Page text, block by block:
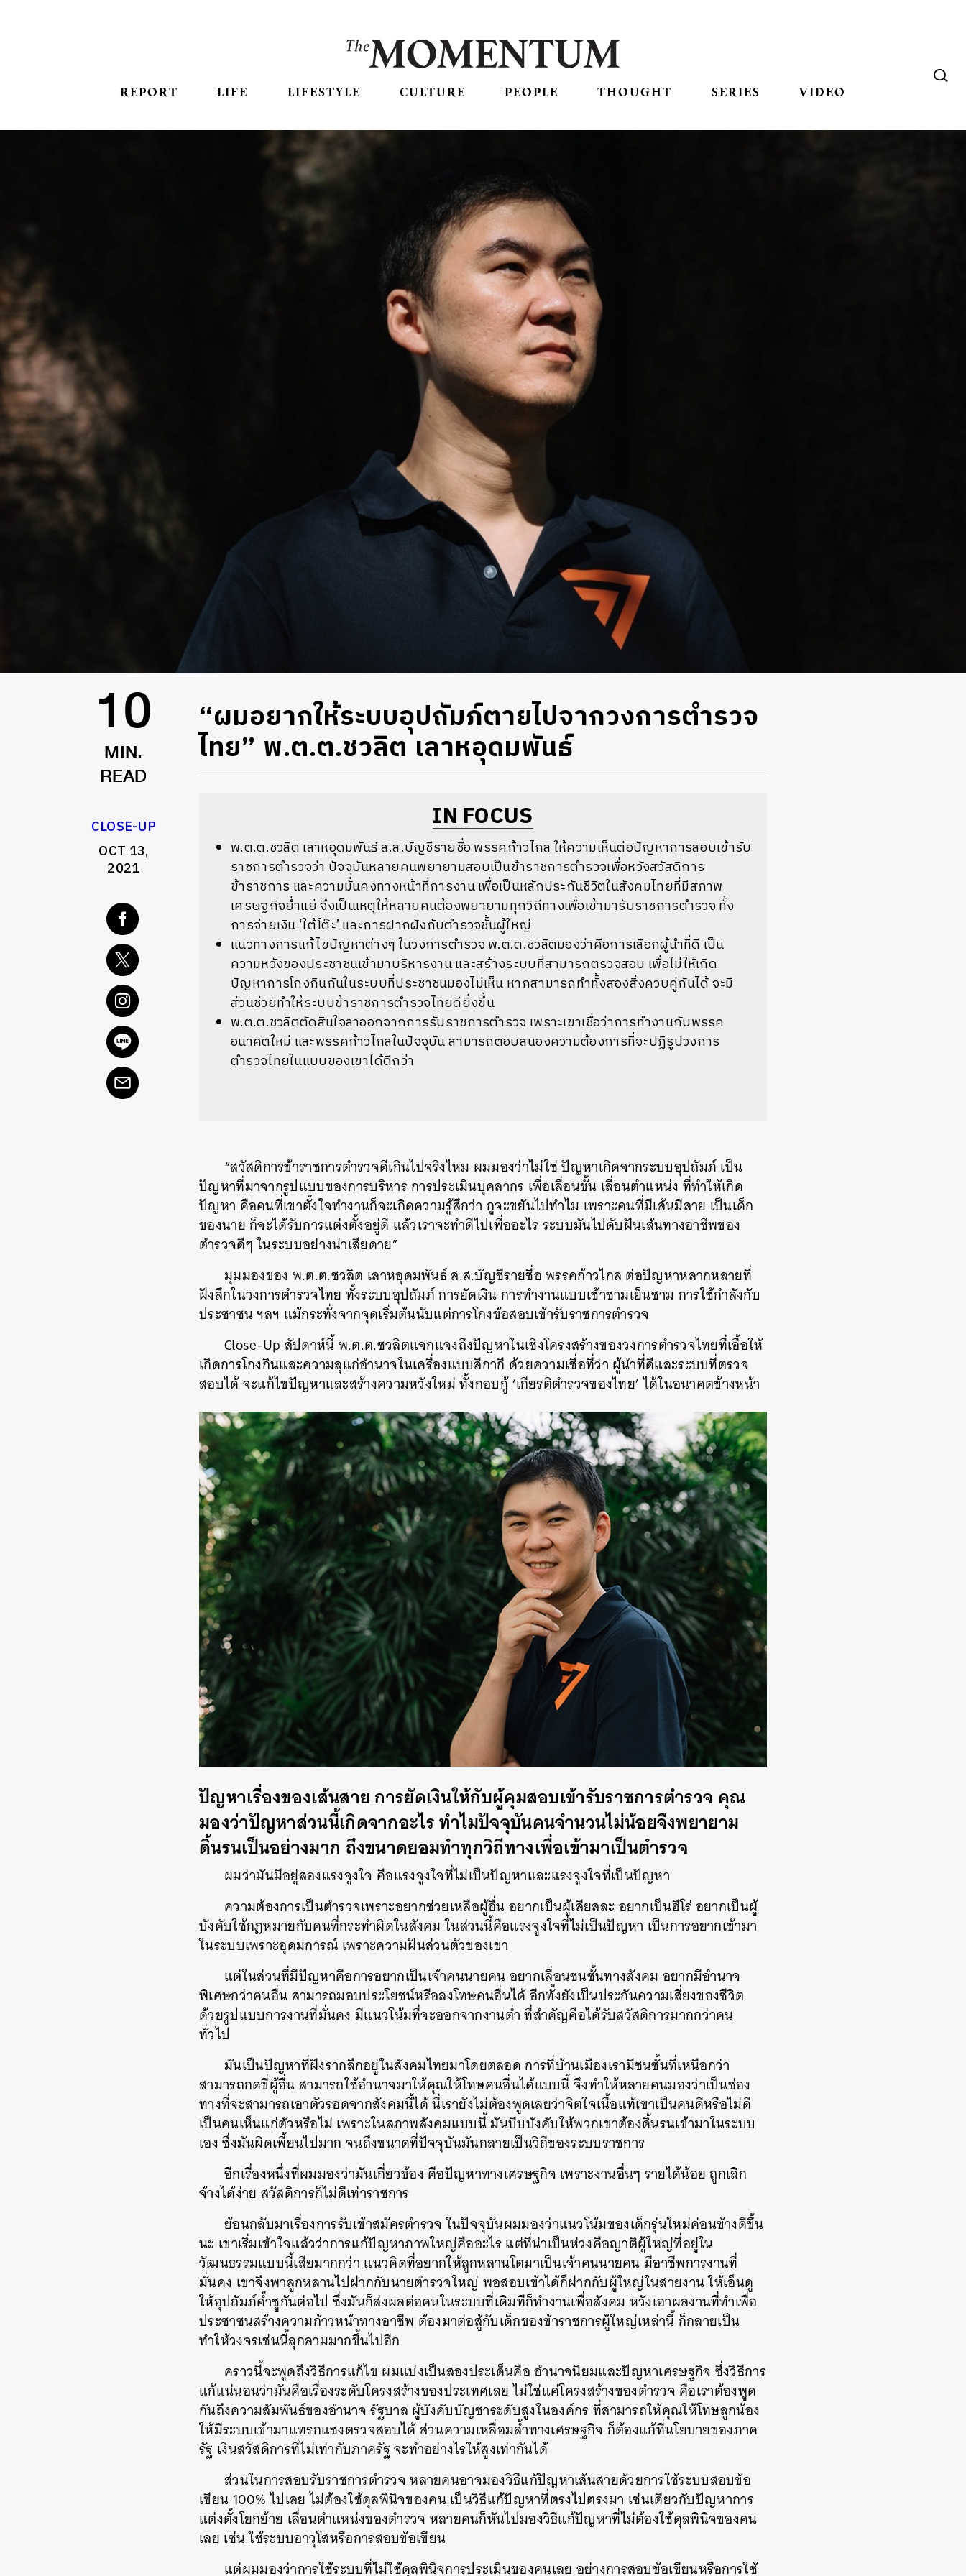
REPORT LIFE LIFESTYLE CULTURE PEOPLE THOUGHT SERIES VIDEO
10
MIN.
READ
CLOSE-UP
OCT 13,
2021
“ผมอยากให้ระบบอุปถัมภ์ตายไปจากวงการตำรวจ
ไทย” พ.ต.ต.ชวลิต เลาหอุดมพันธ์
IN FOCUS
พ.ต.ต.ชวลิต เลาหอุดมพันธ์ ส.ส.บัญชีรายชื่อ พรรคก้าวไกล ให้ความเห็นต่อปัญหาการสอบเข้ารับ
ราชการตำรวจว่า ปัจจุบันหลายคนพยายามสอบเป็นข้าราชการตำรวจเพื่อหวังสวัสดิการ
ข้าราชการ และความมั่นคงทางหน้าที่การงาน เพื่อเป็นหลักประกันชีวิตในสังคมไทยที่มีสภาพ
เศรษฐกิจย่ำแย่ จึงเป็นเหตุให้หลายคนต้องพยายามทุกวิถีทางเพื่อเข้ามารับราชการตำรวจ ทั้ง
การจ่ายเงิน ‘ใต้โต๊ะ’ และการฝากฝังกับตำรวจชั้นผู้ใหญ่
แนวทางการแก้ไขปัญหาต่างๆ ในวงการตำรวจ พ.ต.ต.ชวลิตมองว่าคือการเลือกผู้นำที่ดี เป็น
ความหวังของประชาชนเข้ามาบริหารงาน และสร้างระบบที่สามารถตรวจสอบ เพื่อไม่ให้เกิด
ปัญหาการโกงกินกันในระบบที่ประชาชนมองไม่เห็น หากสามารถทำทั้งสองสิ่งควบคู่กันได้ จะมี
ส่วนช่วยทำให้ระบบข้าราชการตำรวจไทยดียิ่งขึ้น
พ.ต.ต.ชวลิตตัดสินใจลาออกจากการรับราชการตำรวจ เพราะเขาเชื่อว่าการทำงานกับพรรค
อนาคตใหม่ และพรรคก้าวไกลในปัจจุบัน สามารถตอบสนองความต้องการที่จะปฏิรูปวงการ
ตำรวจไทยในแบบของเขาได้ดีกว่า
“สวัสดิการข้าราชการตำรวจดีเกินไปจริงไหม ผมมองว่าไม่ใช่ ปัญหาเกิดจากระบบอุปถัมภ์ เป็น
ปัญหาที่มาจากรูปแบบของการบริหาร การประเมินบุคลากร เพื่อเลื่อนขั้น เลื่อนตำแหน่ง ที่ทำให้เกิด
ปัญหา คือคนที่เขาตั้งใจทำงานก็จะเกิดความรู้สึกว่า กูจะขยันไปทำไม เพราะคนที่มีเส้นมีสาย เป็นเด็ก
ของนาย ก็จะได้รับการแต่งตั้งอยู่ดี แล้วเราจะทำดีไปเพื่ออะไร ระบบมันไปดับฝันเส้นทางอาชีพของ
ตำรวจดีๆ ในระบบอย่างน่าเสียดาย”
มุมมองของ พ.ต.ต.ชวลิต เลาหอุดมพันธ์ ส.ส.บัญชีรายชื่อ พรรคก้าวไกล ต่อปัญหาหลากหลายที่
ฝังลึกในวงการตำรวจไทย ทั้งระบบอุปถัมภ์ การยัดเงิน การทำงานแบบเช้าชามเย็นชาม การใช้กำลังกับ
ประชาชน ฯลฯ แม้กระทั่งจากจุดเริ่มต้นนับแต่การโกงข้อสอบเข้ารับราชการตำรวจ
Close-Up สัปดาห์นี้ พ.ต.ต.ชวลิตแจกแจงถึงปัญหาในเชิงโครงสร้างของวงการตำรวจไทยที่เอื้อให้
เกิดการโกงกินและความลุแก่อำนาจในเครื่องแบบสีกากี ด้วยความเชื่อที่ว่า ผู้นำที่ดีและระบบที่ตรวจ
สอบได้ จะแก้ไขปัญหาและสร้างความหวังใหม่ ทั้งกอบกู้ ‘เกียรติตำรวจของไทย’ ได้ในอนาคตข้างหน้า
ปัญหาเรื่องของเส้นสาย การยัดเงินให้กับผู้คุมสอบเข้ารับราชการตำรวจ คุณ
มองว่าปัญหาส่วนนี้เกิดจากอะไร ทำไมปัจจุบันคนจำนวนไม่น้อยจึงพยายาม
ดิ้นรนเป็นอย่างมาก ถึงขนาดยอมทำทุกวิถีทางเพื่อเข้ามาเป็นตำรวจ
ผมว่ามันมีอยู่สองแรงจูงใจ คือแรงจูงใจที่ไม่เป็นปัญหาและแรงจูงใจที่เป็นปัญหา
ความต้องการเป็นตำรวจเพราะอยากช่วยเหลือผู้อื่น อยากเป็นผู้เสียสละ อยากเป็นฮีโร่ อยากเป็นผู้
บังคับใช้กฎหมายกับคนที่กระทำผิดในสังคม ในส่วนนี้คือแรงจูงใจที่ไม่เป็นปัญหา เป็นการอยากเข้ามา
ในระบบเพราะอุดมการณ์ เพราะความฝันส่วนตัวของเขา
แต่ในส่วนที่มีปัญหาคือการอยากเป็นเจ้าคนนายคน อยากเลื่อนชนชั้นทางสังคม อยากมีอำนาจ
พิเศษกว่าคนอื่น สามารถมอบประโยชน์หรือลงโทษคนอื่นได้ อีกทั้งยังเป็นประกันความเสี่ยงของชีวิต
ด้วยรูปแบบการงานที่มั่นคง มีแนวโน้มที่จะออกจากงานต่ำ ที่สำคัญคือได้รับสวัสดิการมากกว่าคน
ทั่วไป
มันเป็นปัญหาที่ฝังรากลึกอยู่ในสังคมไทยมาโดยตลอด การที่บ้านเมืองเรามีชนชั้นที่เหนือกว่า
สามารถกดขี่ผู้อื่น สามารถใช้อำนาจมาให้คุณให้โทษคนอื่นได้แบบนี้ จึงทำให้หลายคนมองว่าเป็นช่อง
ทางที่จะสามารถเอาตัวรอดจากสังคมนี้ได้ นี่เรายังไม่ต้องพูดเลยว่าจิตใจเนื้อแท้เขาเป็นคนดีหรือไม่ดี
เป็นคนเห็นแก่ตัวหรือไม่ เพราะในสภาพสังคมแบบนี้ มันบีบบังคับให้พวกเขาต้องดิ้นรนเข้ามาในระบบ
เอง ซึ่งมันผิดเพี้ยนไปมาก จนถึงขนาดที่ปัจจุบันมันกลายเป็นวิถีของระบบราชการ
อีกเรื่องหนึ่งที่ผมมองว่ามันเกี่ยวข้อง คือปัญหาทางเศรษฐกิจ เพราะงานอื่นๆ รายได้น้อย ถูกเลิก
จ้างได้ง่าย สวัสดิการก็ไม่ดีเท่าราชการ
ย้อนกลับมาเรื่องการรับเข้าสมัครตำรวจ ในปัจจุบันผมมองว่าแนวโน้มของเด็กรุ่นใหม่ค่อนข้างดีขึ้น
นะ เขาเริ่มเข้าใจแล้วว่าการแก้ปัญหาภาพใหญ่คืออะไร แต่ที่น่าเป็นห่วงคือญาติผู้ใหญ่ที่อยู่ใน
วัฒนธรรมแบบนี้เสียมากกว่า แนวคิดที่อยากให้ลูกหลานโตมาเป็นเจ้าคนนายคน มีอาชีพการงานที่
มั่นคง เขาจึงพาลูกหลานไปฝากกับนายตำรวจใหญ่ พอสอบเข้าได้ก็ฝากกับผู้ใหญ่ในสายงาน ให้เอ็นดู
ให้อุปถัมภ์ค้ำชูกันต่อไป ซึ่งมันก็ส่งผลต่อคนในระบบที่เดิมทีก็ทำงานเพื่อสังคม หวังเอาผลงานที่ทำเพื่อ
ประชาชนสร้างความก้าวหน้าทางอาชีพ ต้องมาต่อสู้กับเด็กของข้าราชการผู้ใหญ่เหล่านี้ ก็กลายเป็น
ทำให้วงจรเช่นนี้ลุกลามมากขึ้นไปอีก
คราวนี้จะพูดถึงวิธีการแก้ไข ผมแบ่งเป็นสองประเด็นคือ อำนาจนิยมและปัญหาเศรษฐกิจ ซึ่งวิธีการ
แก้แน่นอนว่ามันคือเรื่องระดับโครงสร้างของประเทศเลย ไม่ใช่แค่โครงสร้างของตำรวจ คือเราต้องพูด
กันถึงความสัมพันธ์ของอำนาจ รัฐบาล ผู้บังคับบัญชาระดับสูงในองค์กร ที่สามารถให้คุณให้โทษลูกน้อง
ให้มีระบบเข้ามาแทรกแซงตรวจสอบได้ ส่วนความเหลื่อมล้ำทางเศรษฐกิจ ก็ต้องแก้ที่นโยบายของภาค
รัฐ เงินสวัสดิการที่ไม่เท่ากับภาครัฐ จะทำอย่างไรให้สูงเท่ากันได้
ส่วนในการสอบรับราชการตำรวจ หลายคนอาจมองวิธีแก้ปัญหาเส้นสายด้วยการใช้ระบบสอบข้อ
เขียน 100% ไปเลย ไม่ต้องใช้ดุลพินิจของคน เป็นวิธีแก้ปัญหาที่ตรงไปตรงมา เช่นเดียวกับปัญหาการ
แต่งตั้งโยกย้าย เลื่อนตำแหน่งของตำรวจ หลายคนก็หันไปมองวิธีแก้ปัญหาที่ไม่ต้องใช้ดุลพินิจของคน
เลย เช่น ใช้ระบบอาวุโสหรือการสอบข้อเขียน
แต่ผมมองว่าการใช้ระบบที่ไม่ใช้ดุลพินิจการประเมินของคนเลย อย่างการสอบข้อเขียนหรือการใช้
ค้นหา
SHARE TWEET LINE EMAIL